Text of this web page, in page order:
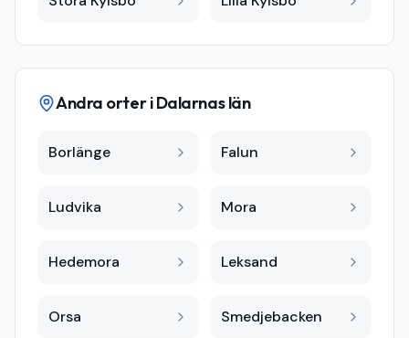
Andra orter iDalarnas län
Borlänge Falun
Ludvika Mora
Hedemora Leksand
Orsa Smedjebacken